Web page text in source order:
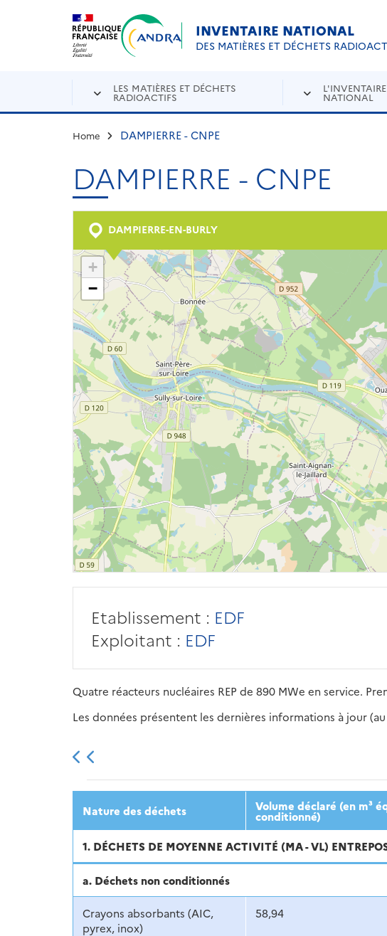
Aller au contenu principal
INVENTAIRE NATIONAL
DES MATIÈRES ET DÉCHETS
LES MATIÈRES ET DÉCHETS
RADIOACTIFS
L'INVENTAIRE
NATIONAL
Home DAMPIERRE - CNPE
DAMPIERRE - CNPE
DAMPIERRE-EN-BURLY
+
−
Etablissement : EDF
Exploitant : EDF
Quatre réacteurs nucléaires REP de 890 MWe en service.
Les données présentent les dernières informations à jour
2013 2014 2015 2016
Nature des déchets Volume déclaré (en m³
conditionné)
1. DÉCHETS DE MOYENNE ACTIVITÉ (MA - VL)
a. Déchets non conditionnés
Crayons absorbants (AIC,
pyrex, inox)
58,94